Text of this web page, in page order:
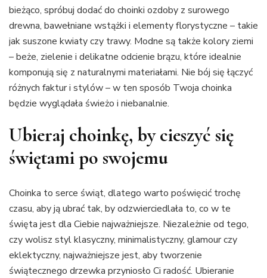
bieżąco, spróbuj dodać do choinki ozdoby z surowego
drewna, bawełniane wstążki i elementy florystyczne – takie
jak suszone kwiaty czy trawy. Modne są także kolory ziemi
– beże, zielenie i delikatne odcienie brązu, które idealnie
komponują się z naturalnymi materiałami. Nie bój się łączyć
różnych faktur i stylów – w ten sposób Twoja choinka
będzie wyglądała świeżo i niebanalnie.
Ubieraj choinkę, by cieszyć się
świętami po swojemu
Choinka to serce świąt, dlatego warto poświęcić trochę
czasu, aby ją ubrać tak, by odzwierciedlała to, co w te
święta jest dla Ciebie najważniejsze. Niezależnie od tego,
czy wolisz styl klasyczny, minimalistyczny, glamour czy
eklektyczny, najważniejsze jest, aby tworzenie
świątecznego drzewka przyniosło Ci radość. Ubieranie